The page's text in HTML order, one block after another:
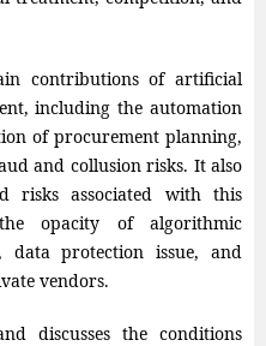
contributions of artificial
including the automation
of procurement planning,
and collusion risks. It also
risks associated with this
opacity of algorithmic
data protection issue, and
vendors.
discusses the conditions